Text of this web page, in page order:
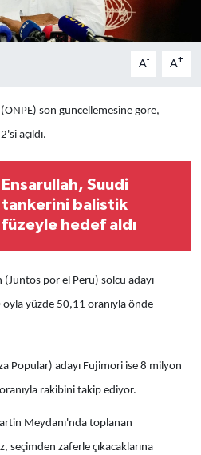
A- A+
son güncellemesine göre,
açıldı.
Ensarullah, Suudi
tankerini balistik
füzeyle hedef aldı
por el Peru) solcu adayı
yüzde 50,11 oranıyla önde
Popular) adayı Fujimori ise 8 milyon
rakibini takip ediyor.
Meydanı'nda toplanan
seçimden zaferle çıkacaklarına